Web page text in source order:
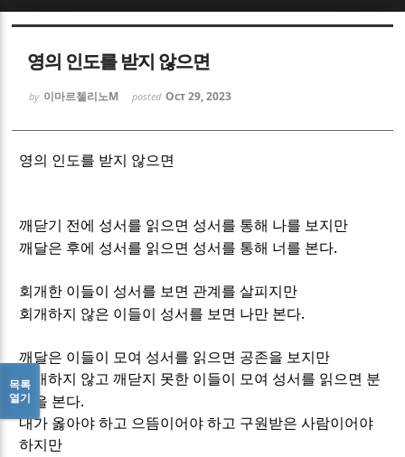
영의 인도를 받지 않으면
by 이마르첼리노M posted Oct 29, 2023
영의 인도를 받지 않으면
깨닫기 전에 성서를 읽으면 성서를 통해 나를 보지만
깨달은 후에 성서를 읽으면 성서를 통해 너를 본다.
회개한 이들이 성서를 보면 관계를 살피지만
회개하지 않은 이들이 성서를 보면 나만 본다.
깨달은 이들이 모여 성서를 읽으면 공존을 보지만
회개하지 않고 깨닫지 못한 이들이 모여 성서를 읽으면 분
열을 본다.
내가 옳아야 하고 으뜸이어야 하고 구원받은 사람이어야
하지만
목록
열기
Sketchbook5, 스케치북5
Sketchbook5, 스케치북5
Sketchbook5, 스케치북5
Sketchbook5, 스케치북5